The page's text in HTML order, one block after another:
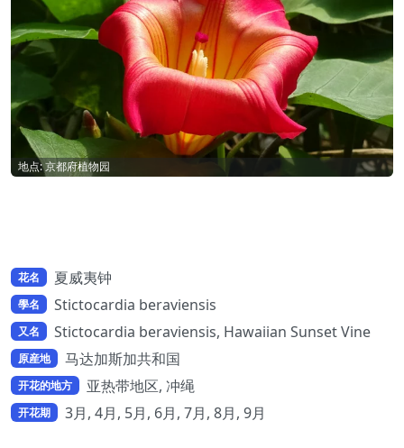
地点: 京都府植物园
花名 夏威夷钟
學名 Stictocardia beraviensis
又名 Stictocardia beraviensis, Hawaiian Sunset Vine
原産地 马达加斯加共和国
开花的地方 亚热带地区, 冲绳
开花期 3月, 4月, 5月, 6月, 7月, 8月, 9月